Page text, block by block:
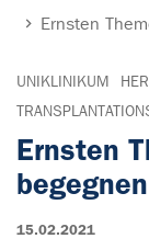
Ernsten
UNIKLINIKUM
Ernsten
begegnen
15.02.2021